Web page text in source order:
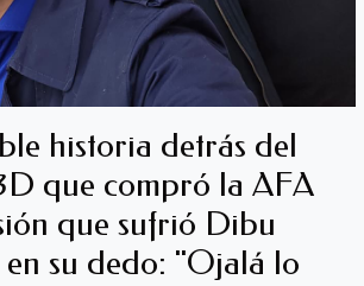
historia detrás del
que compró la AFA
que sufrió Dibu
su dedo: "Ojalá lo